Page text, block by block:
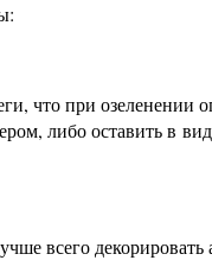
что при озеленении
либо оставить в
всего декорировать